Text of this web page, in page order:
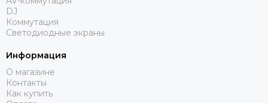
Kauber
L Acoustics
Le Mark
Lexicon
LightСraft
Lightlink
DJ
Коммутация
Светодиодные экраны
Информация
О магазине
Контакты
Как купить